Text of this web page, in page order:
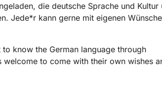
die deutsche Sprache und Kultur
Jede*r kann gerne mit eigenen
know the German language through
welcome to come with their own wishes